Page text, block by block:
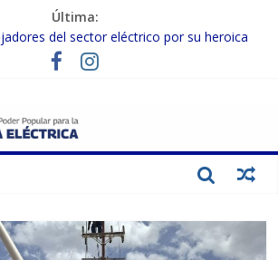
Última:
del sector eléctrico por su heroica
del 24-J
acciones con el sector privado para
de rehabilitación en instalaciones del SEN
plan preventivo para fortalecer el SEN